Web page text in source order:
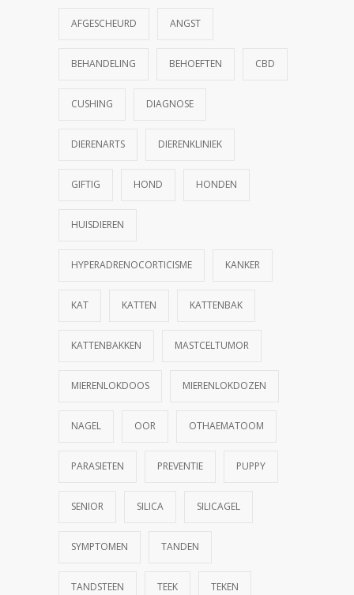
AFGESCHEURD ANGST
BEHANDELING BEHOEFTEN CBD
CUSHING DIAGNOSE
DIERENARTS DIERENKLINIEK
GIFTIG HOND HONDEN
HUISDIEREN
HYPERADRENOCORTICISME KANKER
KAT KATTEN KATTENBAK
KATTENBAKKEN MASTCELTUMOR
MIERENLOKDOOS MIERENLOKDOZEN
NAGEL OOR OTHAEMATOOM
PARASIETEN PREVENTIE PUPPY
SENIOR SILICA SILICAGEL
SYMPTOMEN TANDEN
TANDSTEEN TEEK TEKEN